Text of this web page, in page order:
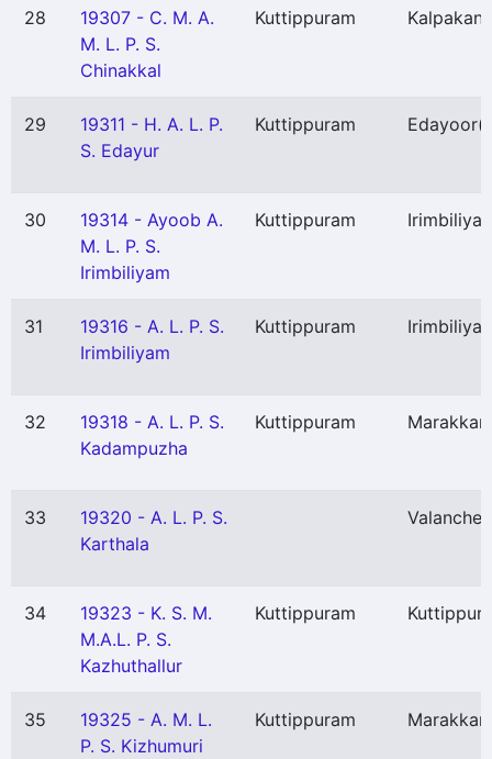
28
19307 - C. M. A.
M. L. P. S.
Chinakkal
Kuttippuram
29
19311 - H. A. L. P.
S. Edayur
Kuttippuram Edayoor
30
19314 - Ayoob A.
M. L. P. S.
Irimbiliyam
Kuttippuram
31
19316 - A. L. P. S.
Irimbiliyam
Kuttippuram
32
19318 - A. L. P. S.
Kadampuzha
Kuttippuram
33
19320 - A. L. P. S.
Karthala
34
19323 - K. S. M.
M.A.L. P. S.
Kazhuthallur
Kuttippuram
35
19325 - A. M. L.
P. S. Kizhumuri
Kuttippuram